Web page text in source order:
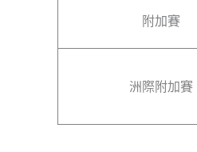
附加賽
洲際附加賽